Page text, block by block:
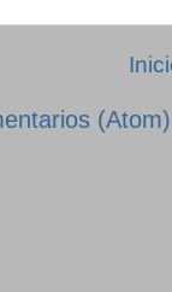
(Atom)